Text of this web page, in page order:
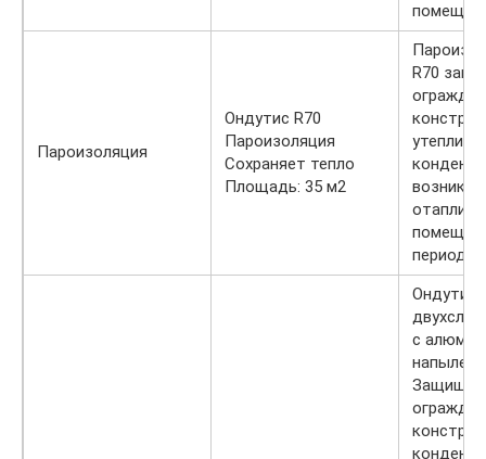
Пароизоляция
Ондутис R70
Пароизоляция
Сохраняет тепло
Площадь: 35 м2
R70
период.
Ондутис
с